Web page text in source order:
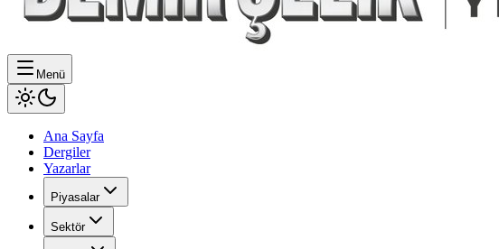
Menü
Ana Sayfa
Dergiler
Yazarlar
Piyasalar
Sektör